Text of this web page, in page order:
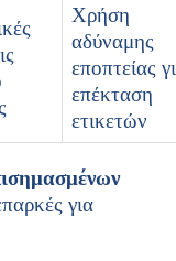
Χρήση
αδύναμης
εποπτείας
επέκταση
ετικετών
για